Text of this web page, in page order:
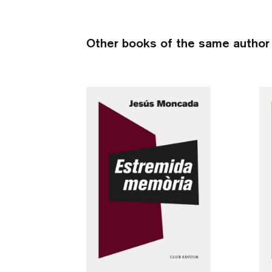
Other books of the same author